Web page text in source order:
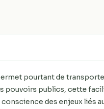
pourtant de
pouvoirs publics, cette
des enjeux liés